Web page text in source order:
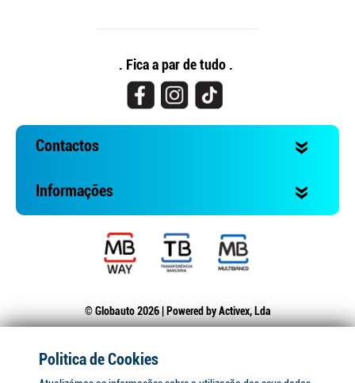
. Fica a par de tudo .
Contactos
Informações
© Globauto 2026 | Powered byActivex, Lda
Politica de Cookies